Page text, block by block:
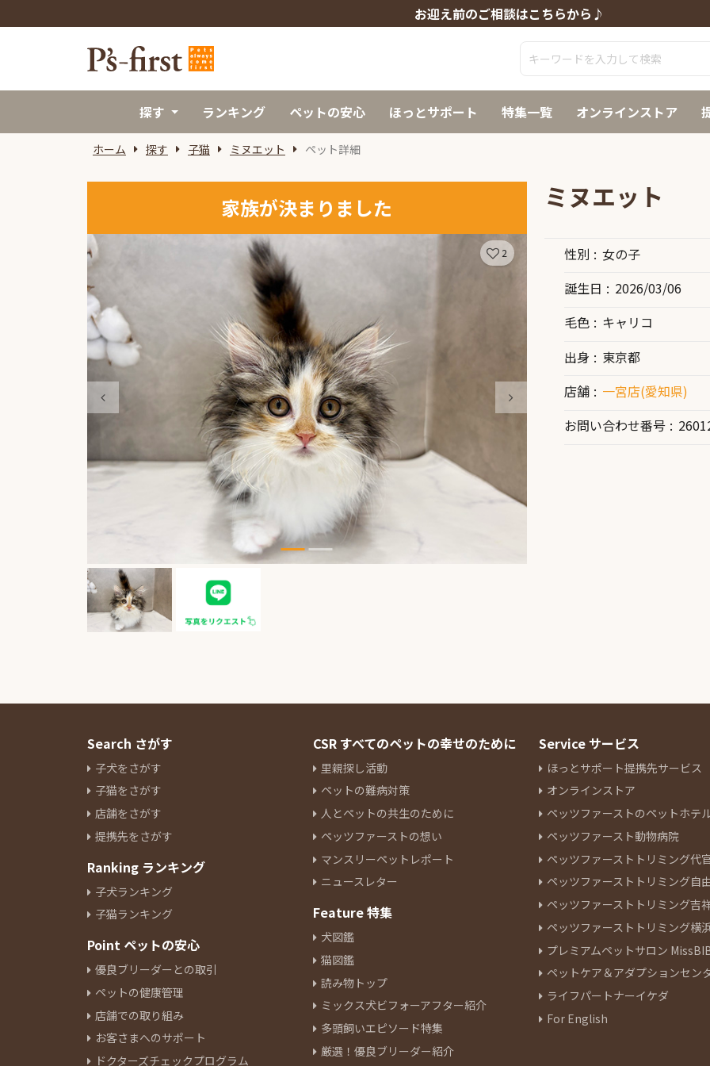
お迎え前のご相談はこちらから♪
探す ランキング ペットの安心 ほっとサポート 特集一覧 オンラインストア
ホーム 探す 子猫 ミヌエット ペット詳細
家族が決まりました
2
ミヌエット
性別
女の子
誕生日
2026/03/06
毛色
キャリコ
出身
東京都
店舗
一宮店(愛知県)
お問い合わせ番号
Search さがす
子犬をさがす
子猫をさがす
店舗をさがす
提携先をさがす
Ranking ランキング
子犬ランキング
子猫ランキング
Point ペットの安心
優良ブリーダーとの取引
ペットの健康管理
店舗での取り組み
お客さまへのサポート
ドクターズチェックプログラム
CSR すべてのペットの幸せのために
里親探し活動
ペットの難病対策
人とペットの共生のために
ペッツファーストの想い
マンスリーペットレポート
ニュースレター
Feature 特集
犬図鑑
猫図鑑
読み物トップ
ミックス犬ビフォーアフター紹介
多頭飼いエピソード特集
厳選！優良ブリーダー紹介
Service サービス
ほっとサポート提携先サービス
オンラインストア
ペッツファーストのペットホテ
ペッツファースト動物病院
ペッツファーストトリミング代
ペッツファーストトリミング自
ペッツファーストトリミング吉
ペッツファーストトリミング横
プレミアムペットサロン
ペットケア＆アダプションセン
ライフパートナーイケダ
For English